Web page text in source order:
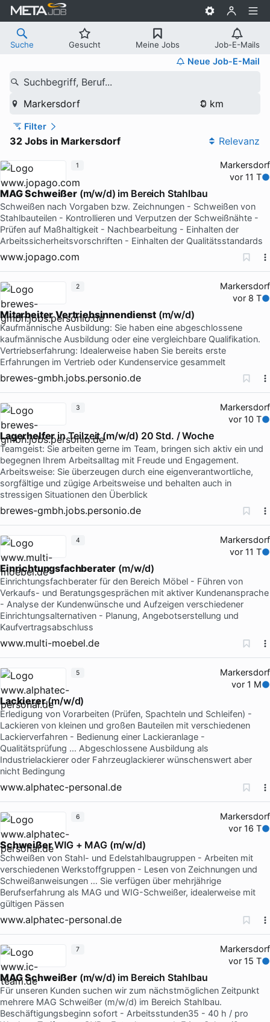
Suche Gesucht Meine Jobs Job-E-Mails
Neue Job-E-Mail
Suchbegriff, Beruf...
Markersdorf
Filter
32 Jobs in Markersdorf Relevanz
Markersdorf
vor 11 T
MAGSchweißer(m/w/d) im Bereich Stahlbau
Schweißen nach Vorgaben bzw. Zeichnungen - Schweißen von
Stahlbauteilen - Kontrollieren und Verputzen der Schweißnähte -
Prüfen auf Maßhaltigkeit - Nachbearbeitung - Einhalten der
Arbeitssicherheitsvorschriften - Einhalten der Qualitätsstandards
www.jopago.com
1
Markersdorf
vor 8 T
MitarbeiterVertriebsinnendienst(m/w/d)
Kaufmännische Ausbildung: Sie haben eine abgeschlossene
kaufmännische Ausbildung oder eine vergleichbare Qualifikation.
Vertriebserfahrung: Idealerweise haben Sie bereits erste
Erfahrungen im Vertrieb oder Kundenservice gesammelt
brewes-gmbh.jobs.personio.de
2
Markersdorf
vor 10 T
Lagerhelferin Teilzeit (m/w/d) 20 Std. / Woche
Teamgeist: Sie arbeiten gerne im Team, bringen sich aktiv ein und
begegnen Ihrem Arbeitsalltag mit Freude und Engagement.
Arbeitsweise: Sie überzeugen durch eine eigenverantwortliche,
sorgfältige und zügige Arbeitsweise und behalten auch in
stressigen Situationen den Überblick
brewes-gmbh.jobs.personio.de
3
Markersdorf
vor 11 T
Einrichtungsfachberater (m/w/d)
Einrichtungsfachberater für den Bereich Möbel - Führen von
Verkaufs- und Beratungsgesprächen mit aktiver Kundenansprache
- Analyse der Kundenwünsche und Aufzeigen verschiedener
Einrichtungsalternativen - Planung, Angebotserstellung und
Kaufvertragsabschluss
www.multi-moebel.de
4
Markersdorf
vor 1 M
Lackierer(m/w/d)
Erledigung von Vorarbeiten (Prüfen, Spachteln und Schleifen) -
Lackieren von kleinen und großen Bauteilen mit verschiedenen
Lackierverfahren - Bedienung einer Lackieranlage -
Qualitätsprüfung … Abgeschlossene Ausbildung als
Industrielackierer oder Fahrzeuglackierer wünschenswert aber
nicht Bedingung
www.alphatec-personal.de
5
Markersdorf
vor 16 T
SchweißerWIG + MAG (m/w/d)
Schweißen von Stahl- und Edelstahlbaugruppen - Arbeiten mit
verschiedenen Werkstoffgruppen - Lesen von Zeichnungen und
Schweißanweisungen … Sie verfügen über mehrjährige
Berufserfahrung als MAG und WIG-Schweißer, idealerweise mit
gültigen Pässen
www.alphatec-personal.de
6
Markersdorf
vor 15 T
MAGSchweißer(m/w/d) im Bereich Stahlbau
Für unseren Kunden suchen wir zum nächstmöglichen Zeitpunkt
mehrere MAG Schweißer (m/w/d) im Bereich Stahlbau.
Beschäftigungsbeginn sofort - Arbeitsstunden35 - 40 h / pro
7